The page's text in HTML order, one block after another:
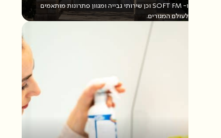
ו- SOFT FM וכן שירותי גבייה ומגוון פתרונות מותאמים
לעולם המגורים.